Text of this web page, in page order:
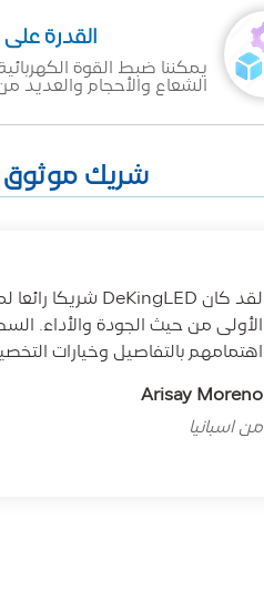
القدرة
يمكننا ضبط القوة
الشعاع والأحجام والعديد
شريك موثوق محبوب من قبل
الأولى من حيث الجودة والأداء.
اهتمامهم بالتفاصيل وخيارات
Arisay Moreno
من اسبانيا